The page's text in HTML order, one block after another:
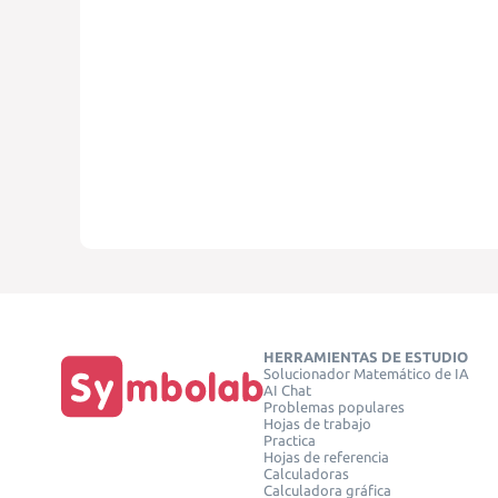
HERRAMIENTAS DE ESTUDIO
Solucionador Matemático de IA
AI Chat
Problemas populares
Hojas de trabajo
Practica
Hojas de referencia
Calculadoras
Calculadora gráfica